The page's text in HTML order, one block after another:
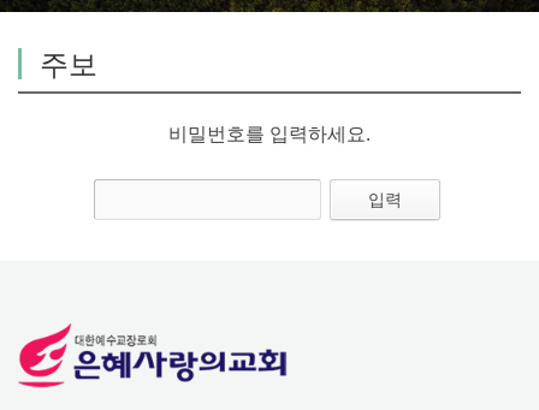
주보
비밀번호를 입력하세요.